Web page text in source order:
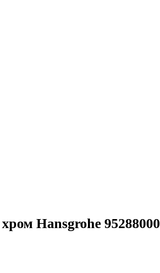
Hansgrohe 95288000